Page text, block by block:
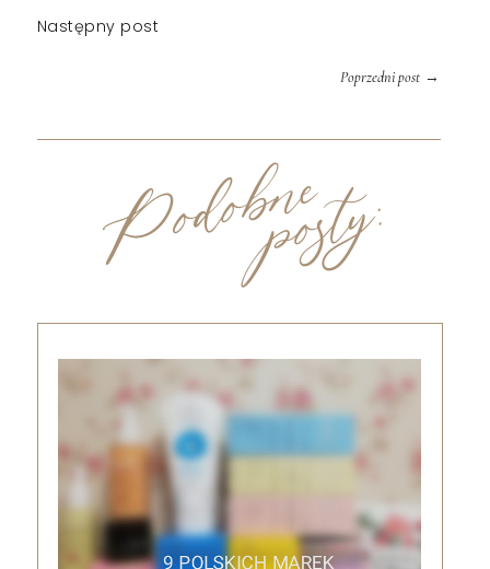
Następny post
Poprzedni post→